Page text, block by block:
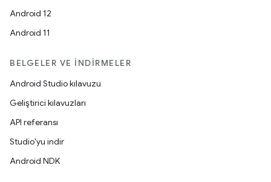
Android 12
Android 11
BELGELER VE İNDIRMELER
Android Studio kılavuzu
Geliştirici kılavuzları
API referansı
Studio'yu indir
Android NDK